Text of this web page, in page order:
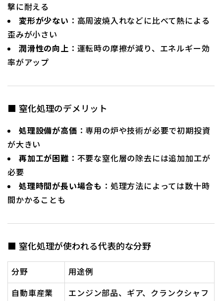
撃に耐える
変形が少ない ：高周波焼入れなどに比べて熱による
歪みが小さい
潤滑性の向上 ：運転時の摩擦が減り、エネルギー効
率がアップ
■ 窒化処理のデメリット
処理設備が高価 ：専用の炉や技術が必要で初期投資
が大きい
再加工が困難 ：不要な窒化層の除去には追加加工が
必要
処理時間が長い場合も ：処理方法によっては数十時
間かかることも
■ 窒化処理が使われる代表的な分野
分野
用途例
自動車産業
エンジン部品、ギア、クランクシャフ